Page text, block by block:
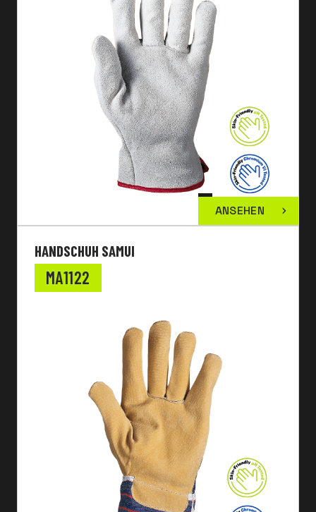
ANSEHEN
HANDSCHUH SAMUI
MA1122